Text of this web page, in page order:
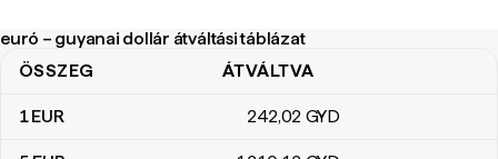
euró – guyanai dollár átváltási táblázat
euró – guyanai dollár átváltási táblázat
ÖSSZEG ÁTVÁLTVA
1EUR 242,02 GYD